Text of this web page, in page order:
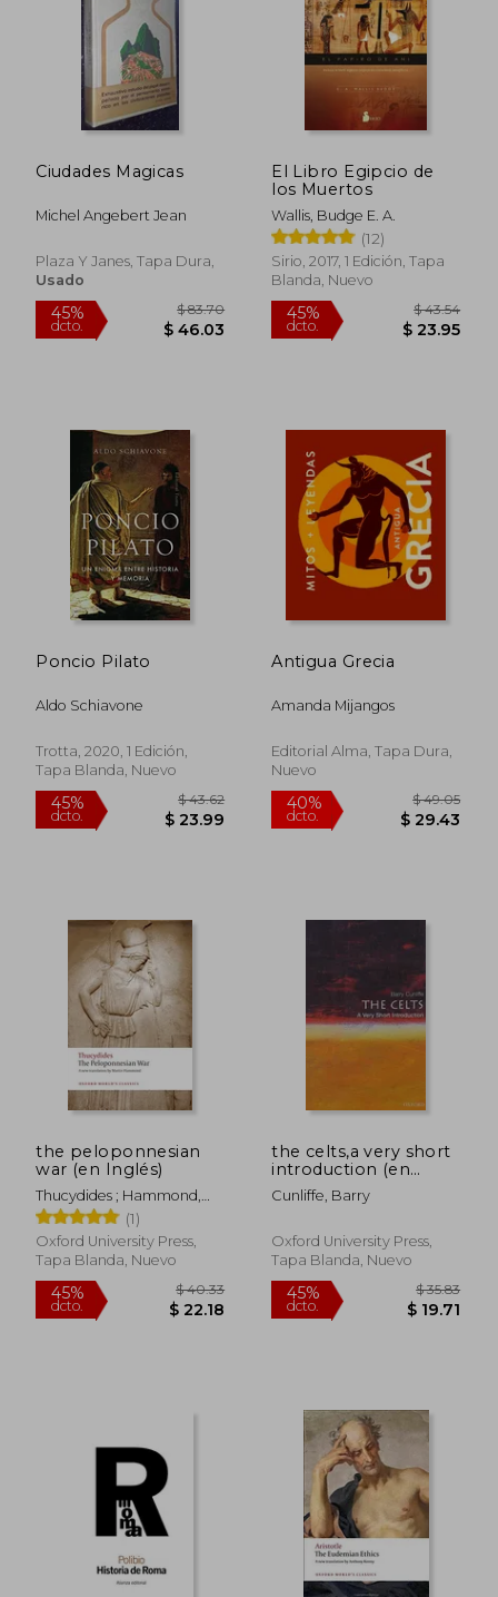
45%
dcto.
45%
Ciudades Magicas
Michel Angebert Jean
Plaza Y Janes, Tapa Dura,
Usado
45%
dcto.
El Libro Egipcio de
los Muertos
Wallis, Budge E. A.
(12)
Sirio, 2017, 1 Edición, Tapa
Blanda, Nuevo
dcto.
Poncio Pilato
Aldo Schiavone
Trotta, 2020, 1 Edición,
Tapa Blanda, Nuevo
45%
dcto.
$ 43.62
Antigua Grecia
Amanda Mijangos
Editorial Alma, Tapa Dura,
Nuevo
40%
dcto.
the peloponnesian
war (en Inglés)
Thucydides ; Hammond,
Martin ; Rhodes, P. J.
(1)
Oxford University Press,
Tapa Blanda, Nuevo
the celts,a very short
introduction (en
Inglés)
Cunliffe, Barry
Oxford University Press,
Tapa Blanda, Nuevo